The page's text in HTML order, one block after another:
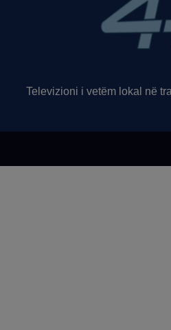
Televizioni i vetëm lokal në